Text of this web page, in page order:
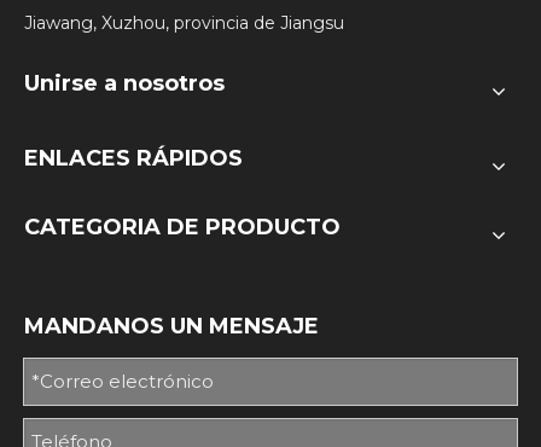
Jiawang, Xuzhou, provincia de Jiangsu
Unirse a nosotros
ENLACES RÁPIDOS
CATEGORIA DE PRODUCTO
MANDANOS UN MENSAJE